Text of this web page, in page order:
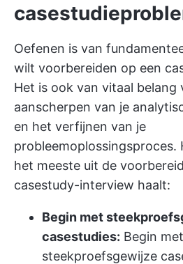
Oefenen is van
wilt voorbereiden op een
Het is ook van vitaal belang
aanscherpen van je
en het verfijnen van je
probleemoplossingsproces.
het meeste uit de
casestudy-interview haalt:
Begin met
casestudies: Begin met
steekproefsgewijze